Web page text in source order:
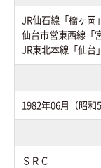
JR仙石線「榴ヶ岡
仙台市営東西線「
JR東北本線「仙台
1982年06月（昭和
ＳＲＣ